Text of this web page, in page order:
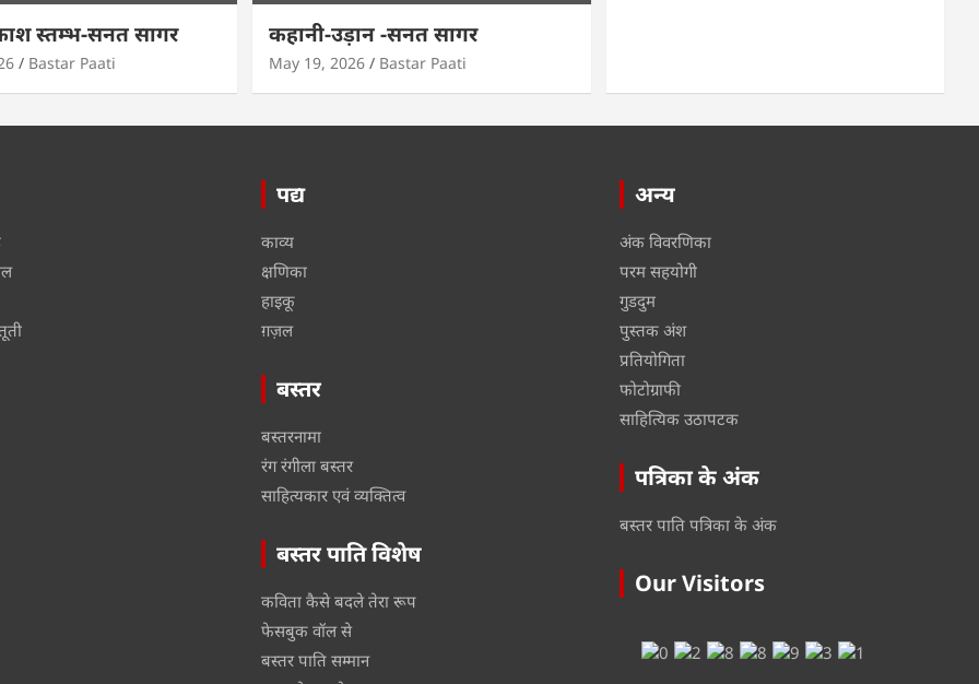
स्तम्भ-सनत सागर
Bastar Paati
कहानी-उड़ान -सनत सागर
May 19, 2026 Bastar Paati
पद्य
काव्य
क्षणिका
हाइकू
ग़ज़ल
बस्तर
बस्तरनामा
रंग रंगीला बस्तर
साहित्यकार एवं व्यक्तित्व
बस्तर पाति विशेष
कविता कैसे बदले तेरा रूप
फेसबुक वॉल से
बस्तर पाति सम्मान
अन्य
अंक विवरणिका
परम सहयोगी
गुडदुम
पुस्तक अंश
प्रतियोगिता
फोटोग्राफी
साहित्यिक उठापटक
पत्रिका के अंक
बस्तर पाति पत्रिका के अंक
Our Visitors